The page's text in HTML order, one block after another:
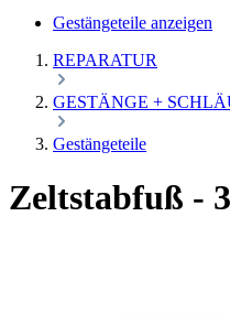
Gestängeteile anzeigen
REPARATUR
GESTÄNGE +
Gestängeteile
Zeltstabfuß -